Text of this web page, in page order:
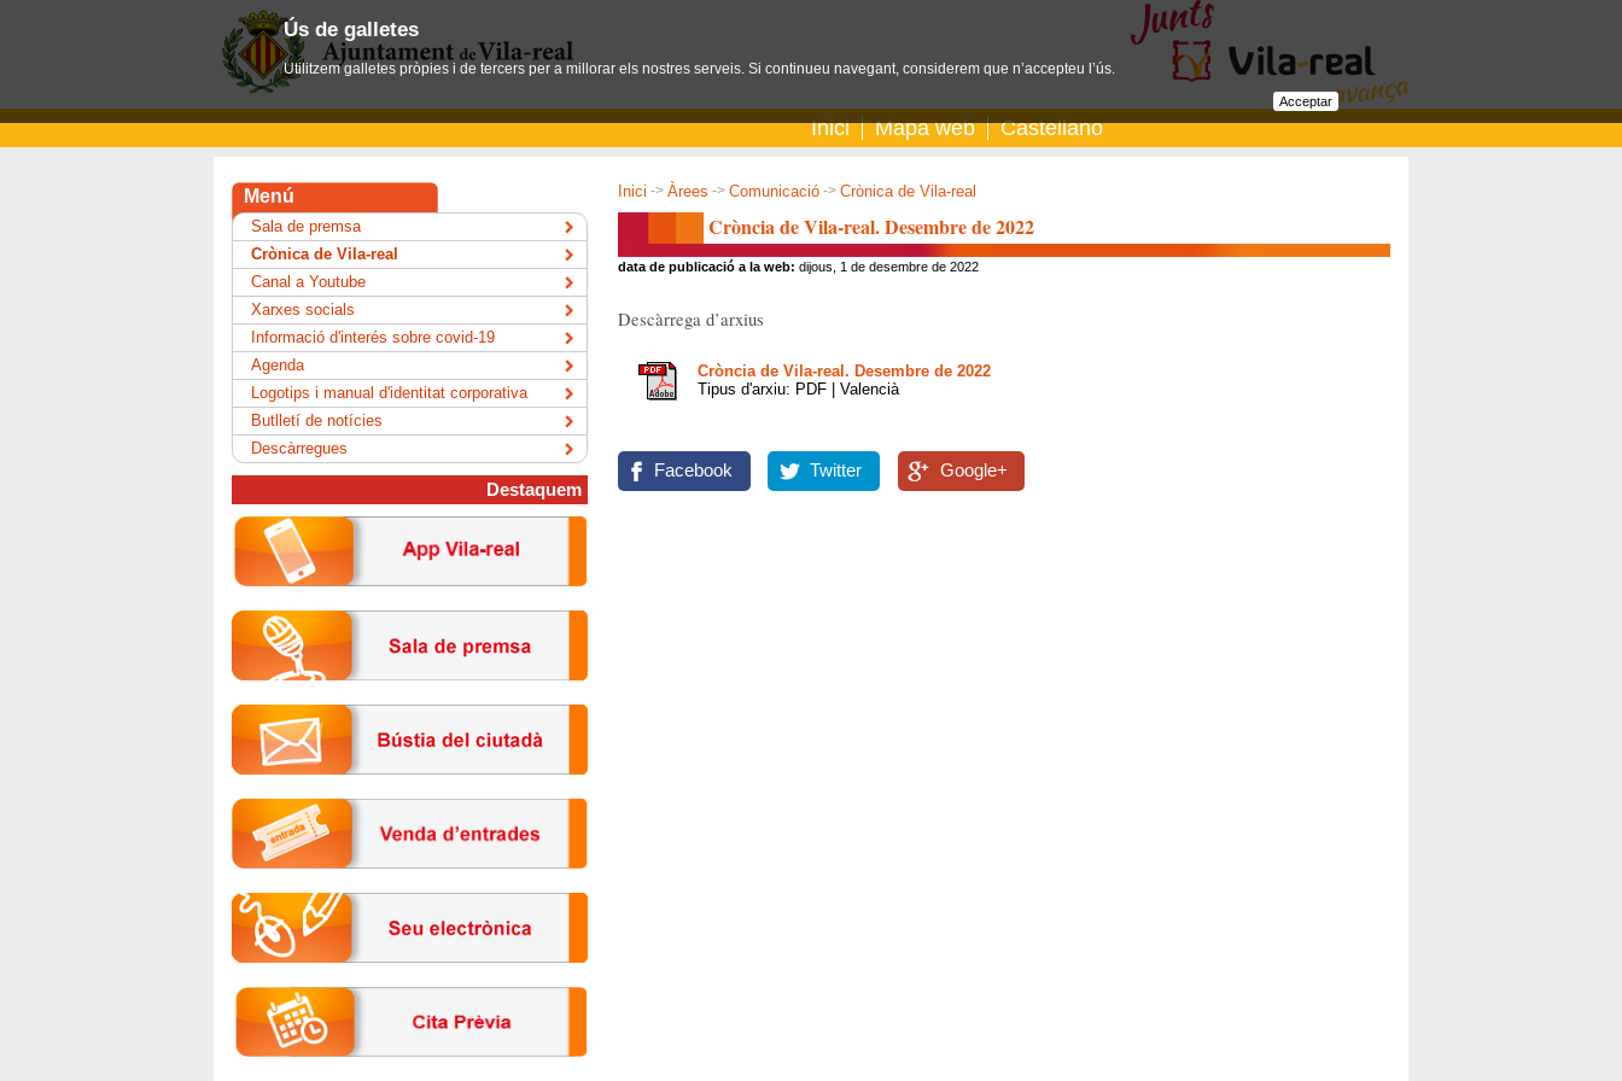
Inici Mapa web Castellano
Inici -> Àrees -> Comunicació -> Crònica de Vila-real
Cròncia de Vila-real. Desembre de 2022
data de publicació a la web: dijous, 1 de desembre de 2022
Descàrrega d’arxius
Cròncia de Vila-real. Desembre de 2022
Tipus d'arxiu: PDF | Valencià
Facebook Twitter Google+
Menú
Sala de premsa
Crònica de Vila-real
Canal a Youtube
Xarxes socials
Informació d'interés sobre covid-19
Agenda
Logotips i manual d'identitat corporativa
Butlletí de notícies
Descàrregues
Destaquem
Ús de galletes
Utilitzem galletes pròpies i de tercers per a millorar els nostres serveis. Si continueu navegant, considerem que n’accepteu l’ús.
Acceptar